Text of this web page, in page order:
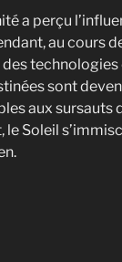
a perçu
au cours
technologies
sont
aux sursauts
Soleil